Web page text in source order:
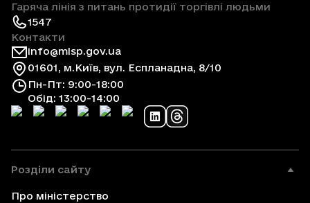
Гаряча лінія з питань протидії торгівлі людьми
1547
Контакти
info@mlsp.gov.ua
01601, м.Київ, вул. Еспланадна, 8/10
Пн-Пт: 9:00-18:00
Обід: 13:00-14:00
Розділи сайту
Про міністерство